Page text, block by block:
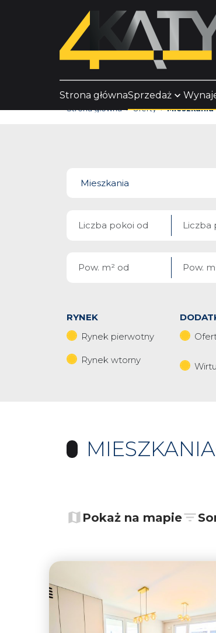
Strona głównaSprzedaż
Strona główna Oferty Mieszkania
RYNEK
Rynek pierwotny
Rynek wtorny
MIESZKANIA
−
Pokaż na mapie